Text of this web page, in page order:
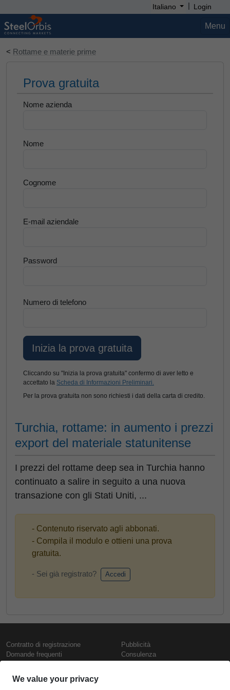
Italiano | Login
Menu
< Rottame e materie prime
Prova gratuita
Nome azienda
Nome
Cognome
E-mail aziendale
Password
Numero di telefono
Cliccando su "Inizia la prova gratuita" confermo di aver letto e
accettato la Scheda di Informazioni Preliminari.
Per la prova gratuita non sono richiesti i dati della carta di credito.
Turchia, rottame: in aumento i prezzi
export del materiale statunitense
I prezzi del rottame deep sea in Turchia hanno
continuato a salire in seguito a una nuova
transazione con gli Stati Uniti, ...
- Contenuto riservato agli abbonati.
- Compila il modulo e ottieni una prova
gratuita.
- Sei già registrato? Accedi
Contratto di registrazione
Domande frequenti
Contattaci
Pubblicità
Consulenza